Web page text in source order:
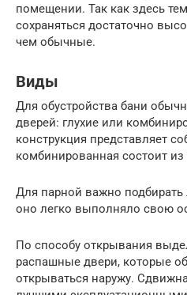
помещении. Так как здесь
сохраняться достаточно
чем обычные.
Виды
Для обустройства бани
дверей: глухие или
конструкция представляет
комбинированная состоит
Для парной важно подбирать
оно легко выполняло свою
По способу открывания
распашные двери, которые
открываться наружу.